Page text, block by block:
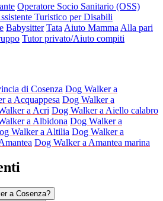
Operatore Socio Sanitario (OSS)
Turistico per Disabili
Babysitter Tata Aiuto Mamma Alla pari
Tutor privato/Aiuto compiti
di Cosenza Dog Walker a
a Acquappesa Dog Walker a
a Acri Dog Walker a Aiello calabro
a Albidona Dog Walker a
Walker a Altilia Dog Walker a
Dog Walker a Amantea marina
a Cosenza?